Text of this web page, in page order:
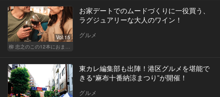
Vol.15
お家デートでのムードづくりに一役買う、
ラグジュアリーな大人のワイン！
グルメ
東カレ編集部も出陣！港区グルメを堪能で
きる“麻布十番納涼まつり”が開催！
グルメ